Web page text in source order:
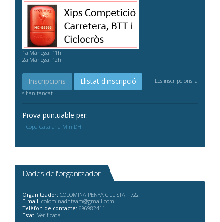
1a Mànega: 11h
2a Mànega: 12h
Inscripcions Llistat d'inscripció
- Les inscripcions ja
s'han tancat.
Prova puntuable per:
Copa Catalana MiniDH
Dades de l'organitzador
Organitzador: COLOMINA PENYA CICLISTA - 722
E-mail: colominadhteam@gmail.com
Telèfon de contacte: 696982411
Estat: Verificada